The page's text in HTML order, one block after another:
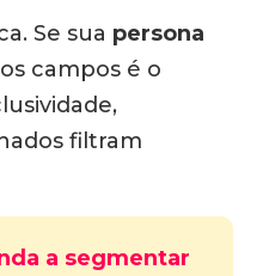
Se sua persona
campos é o
filtram
a segmentar